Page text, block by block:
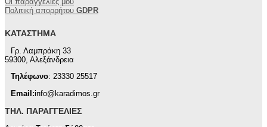
Πολιτική απορρήτου GDPR
ΚΑΤΆΣΤΗΜΑ
Γρ. Λαμπράκη 33
59300, Αλεξάνδρεια
Τηλέφωνο: 23330 25517
Email:info@karadimos.gr
ΤΗΛ. ΠΑΡΑΓΓΕΛΊΕΣ